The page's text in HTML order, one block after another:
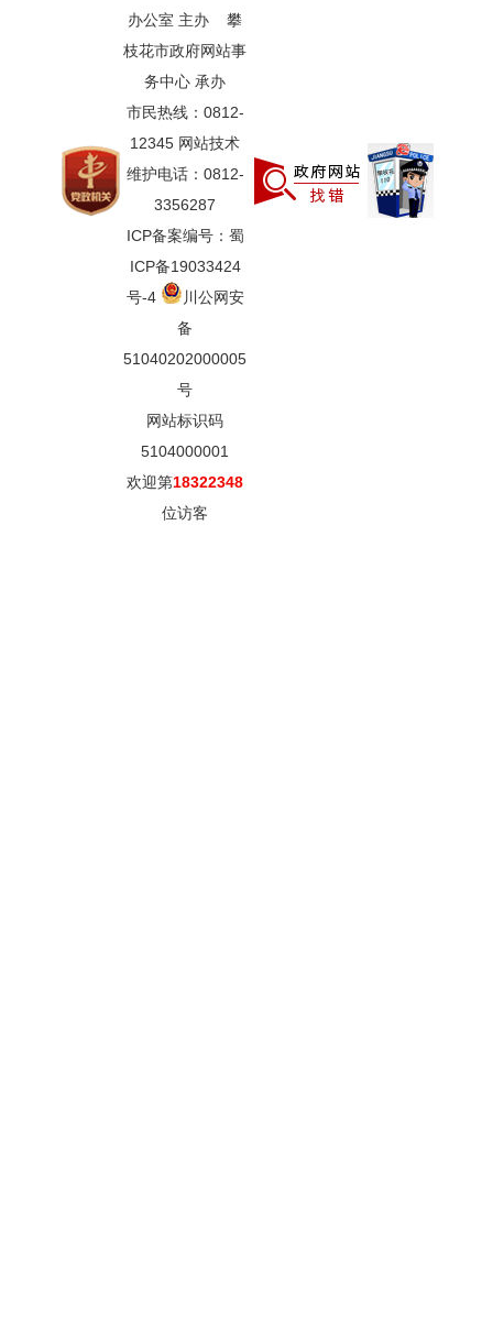
办公室 主办 攀
枝花市政府网站事
务中心 承办
市民热线：0812-
12345 网站技术
维护电话：0812-
3356287
ICP备案编号：蜀
ICP备19033424
号-4
川公网安
备
51040202000005
号
网站标识码
5104000001
欢迎第18322348
位访客